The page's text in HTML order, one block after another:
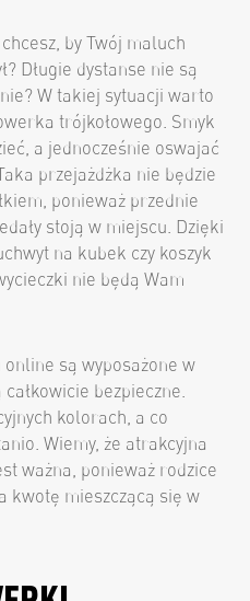
by Twój maluch
Długie dystanse nie są
W takiej sytuacji warto
trójkołowego. Smyk
a jednocześnie oswajać
przejażdżka nie będzie
ponieważ przednie
stoją w miejscu. Dzięki
na kubek czy koszyk
nie będą Wam
są wyposażone w
bezpieczne.
kolorach, a co
Wiemy, że atrakcyjna
ważna, ponieważ rodzice
kwotę mieszczącą się w